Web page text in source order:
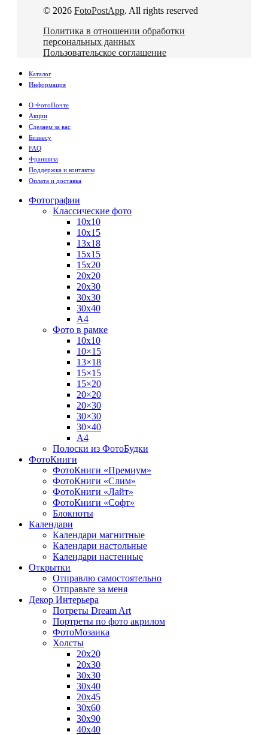
© 2026 FotoPostApp. All rights reserved
Политика в отношении обработки
персональных данных
Пользовательское соглашение
Каталог
Информация
О ФотоПочте
Акции
Сделаем за вас
Бизнесу
FAQ
Франшиза
Поддержка и контакты
Оплата и доставка
Фотографии
Классические фото
10х10
10х15
13х18
15х15
15х20
20х20
20х30
30х30
30х40
А4
Фото в рамке
10х10
10×15
13×18
15×15
15×20
20×20
20×30
30×30
30×40
A4
Полоски из ФотоБудки
ФотоКниги
ФотоКниги «Премиум»
ФотоКниги «Слим»
ФотоКниги «Лайт»
ФотоКниги «Софт»
Блокноты
Календари
Календари магнитные
Календари настольные
Календари настенные
Открытки
Отправлю самостоятельно
Отправьте за меня
Декор Интерьера
Потреты Dream Art
Портреты по фото акрилом
ФотоМозаика
Холсты
20х20
20х30
30х30
30х40
20х45
30х60
30х90
40х40